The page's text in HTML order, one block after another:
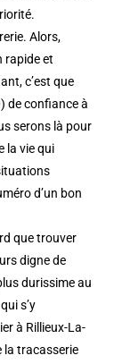
Alors,
rapide et
c’est que
de confiance à
serons là pour
la vie qui
d’un bon
que trouver
digne de
durissime au
s’y
à Rillieux-La-
la tracasserie